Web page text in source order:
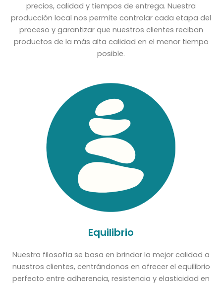
precios, calidad y tiempos de entrega. Nuestra
producción local nos permite controlar cada etapa del
proceso y garantizar que nuestros clientes reciban
productos de la más alta calidad en el menor tiempo
posible.
Equilibrio
Nuestra filosofía se basa en brindar la mejor calidad a
nuestros clientes, centrándonos en ofrecer el equilibrio
perfecto entre adherencia, resistencia y elasticidad en